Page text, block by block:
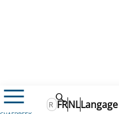
FRNL
Cadre de vie &
Voiries & Travaux